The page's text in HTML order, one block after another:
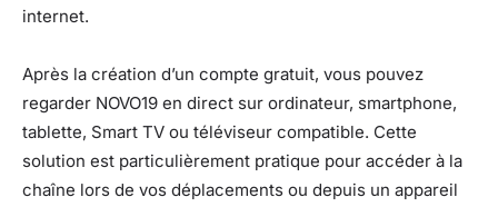
internet.
Après la création d’un compte gratuit, vous pouvez
regarder NOVO19 en direct sur ordinateur, smartphone,
tablette, Smart TV ou téléviseur compatible. Cette
solution est particulièrement pratique pour accéder à la
chaîne lors de vos déplacements ou depuis un appareil